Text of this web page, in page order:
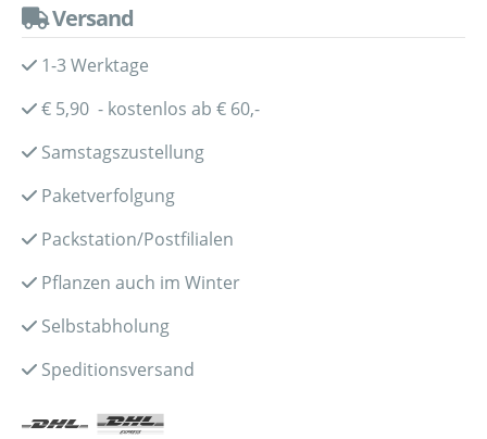
Versand
1-3 Werktage
€ 5,90 - kostenlos ab € 60,-
Samstagszustellung
Paketverfolgung
Packstation/Postfilialen
Pflanzen auch im Winter
Selbstabholung
Speditionsversand